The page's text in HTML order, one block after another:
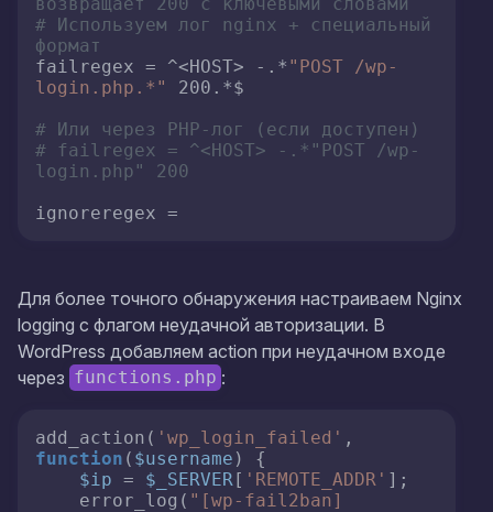
# Используем лог nginx + специальный
формат
failregex = ^<HOST> -.* "POST /wp-
login.php.*"
200.*$
# Или через PHP-лог (если доступен)
# failregex = ^<HOST> -.*"POST /wp-
login.php" 200
ignoreregex =
Для более точного обнаружения настраиваем Nginx
logging с флагом неудачной авторизации. В
WordPress добавляем action при неудачном входе
через functions.php :
add_action( 'wp_login_failed'
function ( $username ) {
$ip = $_SERVER[ 'REMOTE_ADDR' ];
    error_log(
"[wp-fail2ban]